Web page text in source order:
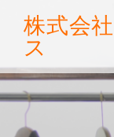
株式会社
ス